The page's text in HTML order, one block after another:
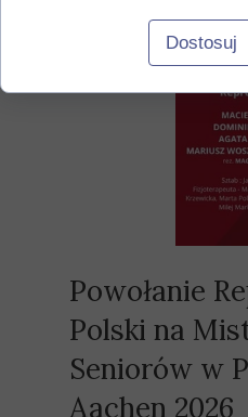
Powołanie
Polski na
Seniorów w
Aachen 2026
Dostosuj